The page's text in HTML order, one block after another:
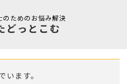
のためのお悩み解決
どっとこむ
います。